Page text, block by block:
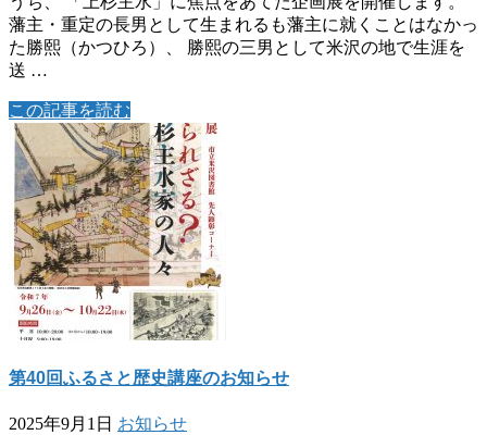
藩主・重定の長男として生まれるも藩主に就くことはなかっ
た勝熙（かつひろ）、 勝熙の三男として米沢の地で生涯を
送 …
この記事を読む
第40回ふるさと歴史講座のお知らせ
2025年9月1日 お知らせ